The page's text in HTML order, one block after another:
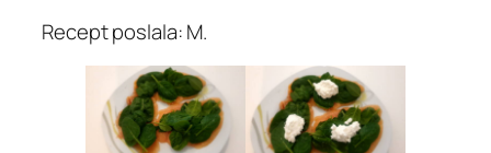
Recept poslala: M.